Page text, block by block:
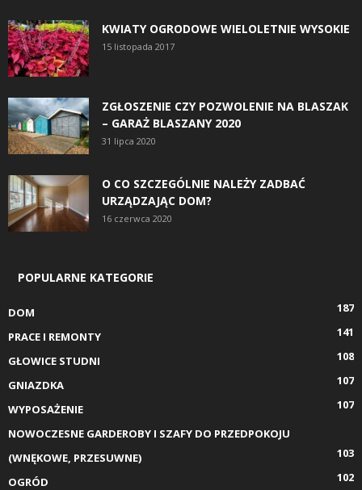
KWIATY OGRODOWE WIELOLETNIE WYSOKIE
15 listopada 2017
ZGŁOSZENIE CZY POZWOLENIE NA BLASZAK
– GARAŻ BLASZANY 2020
31 lipca 2020
O CO SZCZEGÓLNIE NALEŻY ZADBAĆ
URZĄDZAJĄC DOM?
16 czerwca 2020
POPULARNE KATEGORIE
DOM
187
PRACE I REMONTY
141
GŁOWICE STUDNI
108
GNIAZDKA
107
WYPOSAŻENIE
107
NOWOCZESNE GARDEROBY I SZAFY DO PRZEDPOKOJU
(WNĘKOWE, PRZESUWNE)
103
OGRÓD
102